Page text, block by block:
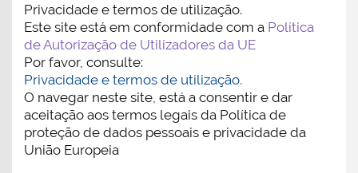
Privacidade e termos de utilização.
Este site está em conformidade com a Política
de Autorização de Utilizadores da UE
Por favor, consulte:
Privacidade e termos de utilização.
O navegar neste site, está a consentir e dar
aceitação aos termos legais da Política de
proteção de dados pessoais e privacidade da
União Europeia